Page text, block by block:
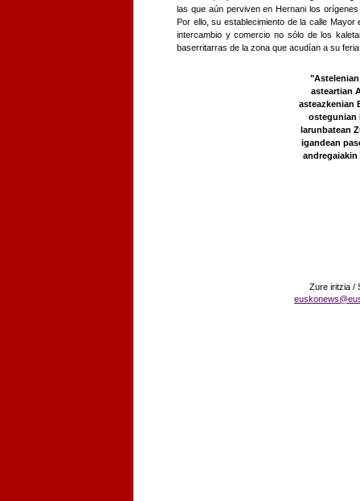
las que aún perviven en Hernani los
Por ello, su establecimiento de la calle
intercambio y comercio no sólo de los
baserritarras de la zona que acudían a su
asteartian
asteazkenian
ostegunian
larunbatean
igandean
Zure iritzia /